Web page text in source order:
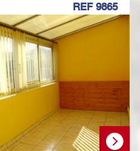
REF 9865